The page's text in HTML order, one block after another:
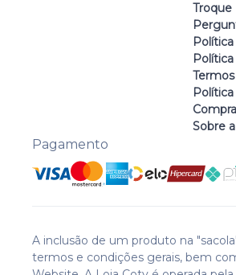
Troque
Sobre
Pagamento
A inclusão de um produto na
termos e condições gerais, bem